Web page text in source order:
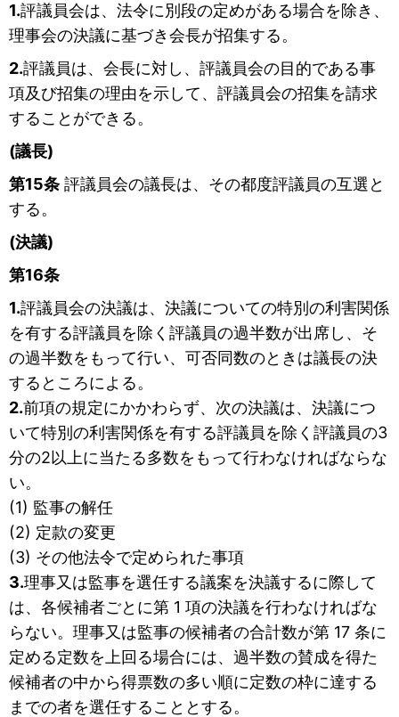
1.評議員会は、法令に別段の定めがある場合を除き、
理事会の決議に基づき会長が招集する。
2.評議員は、会長に対し、評議員会の目的である事
項及び招集の理由を示して、評議員会の招集を請求
することができる。
(議長)
第15条 評議員会の議長は、その都度評議員の互選と
する。
(決議)
第16条
1.評議員会の決議は、決議についての特別の利害関係
を有する評議員を除く評議員の過半数が出席し、そ
の過半数をもって行い、可否同数のときは議長の決
するところによる。
2.前項の規定にかかわらず、次の決議は、決議につ
いて特別の利害関係を有する評議員を除く評議員の3
分の2以上に当たる多数をもって行わなければならな
い。
(1) 監事の解任
(2) 定款の変更
(3) その他法令で定められた事項
3.理事又は監事を選任する議案を決議するに際して
は、各候補者ごとに第 1 項の決議を行わなければな
らない。理事又は監事の候補者の合計数が第 17 条に
定める定数を上回る場合には、過半数の賛成を得た
候補者の中から得票数の多い順に定数の枠に達する
までの者を選任することとする。